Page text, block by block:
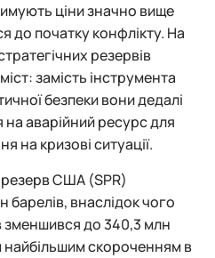
ціни значно вище
до початку конфлікту. На
резервів
замість інструмента
безпеки вони дедалі
аварійний ресурс для
на кризові ситуації.
США (SPR)
внаслідок чого
зменшився до 340,3 млн
найбільшим скороченням в